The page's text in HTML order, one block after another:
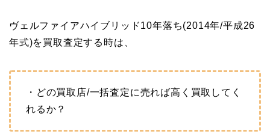
ヴェルファイアハイブリッド10年落ち(2014年/平成26
年式)を買取査定する時は、
・どの買取店/一括査定に売れば高く買取してく
れるか？